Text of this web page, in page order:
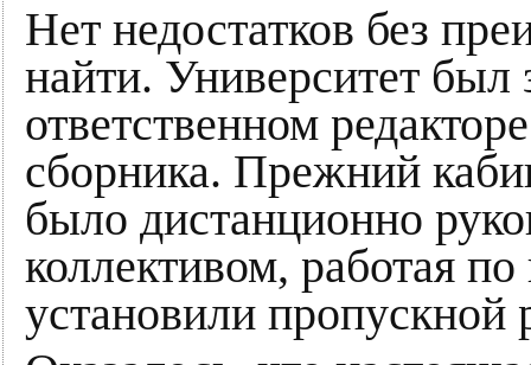
Нет недостатков без
найти. Университет был
ответственном
сборника. Прежний
было дистанционно
коллективом, работая
установили